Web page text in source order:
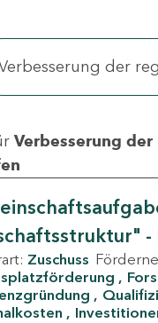
Verbesserung
-
Zuschuss